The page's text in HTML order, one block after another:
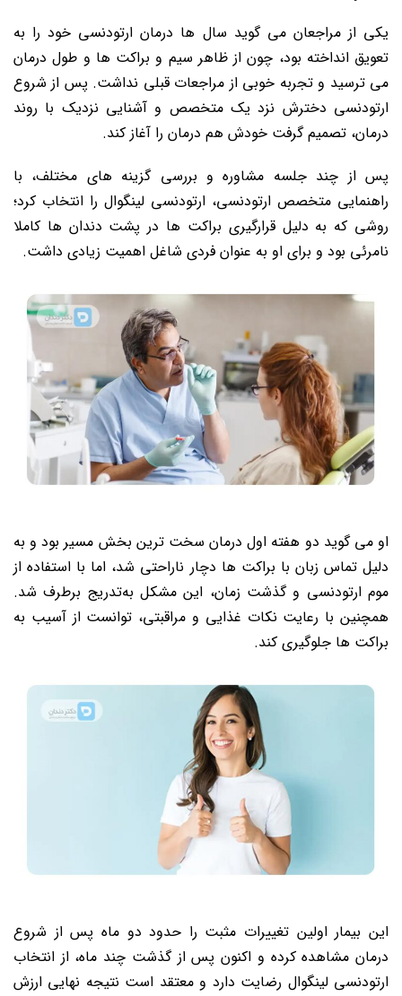
یکی از مراجعان می گوید سال ها درمان ارتودنسی خود را به
تعویق انداخته بود، چون از ظاهر سیم و براکت ها و طول درمان
می ترسید و تجربه خوبی از مراجعات قبلی نداشت. پس از شروع
ارتودنسی دخترش نزد یک متخصص و آشنایی نزدیک با روند
درمان، تصمیم گرفت خودش هم درمان را آغاز کند.
پس از چند جلسه مشاوره و بررسی گزینه های مختلف، با
راهنمایی متخصص ارتودنسی، ارتودنسی لینگوال را انتخاب کرد؛
روشی که به دلیل قرارگیری براکت ها در پشت دندان ها کاملا
نامرئی بود و برای او به عنوان فردی شاغل اهمیت زیادی داشت.
او می گوید دو هفته اول درمان سخت ترین بخش مسیر بود و به
دلیل تماس زبان با براکت ها دچار ناراحتی شد، اما با استفاده از
موم ارتودنسی و گذشت زمان، این مشکل به‌تدریج برطرف شد.
همچنین با رعایت نکات غذایی و مراقبتی، توانست از آسیب به
براکت ها جلوگیری کند.
این بیمار اولین تغییرات مثبت را حدود دو ماه پس از شروع
درمان مشاهده کرده و اکنون پس از گذشت چند ماه، از انتخاب
ارتودنسی لینگوال رضایت دارد و معتقد است نتیجه نهایی ارزش